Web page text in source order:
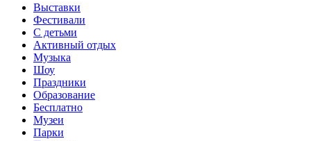
Выставки
Фестивали
С детьми
Активный отдых
Музыка
Шоу
Праздники
Образование
Бесплатно
Музеи
Парки